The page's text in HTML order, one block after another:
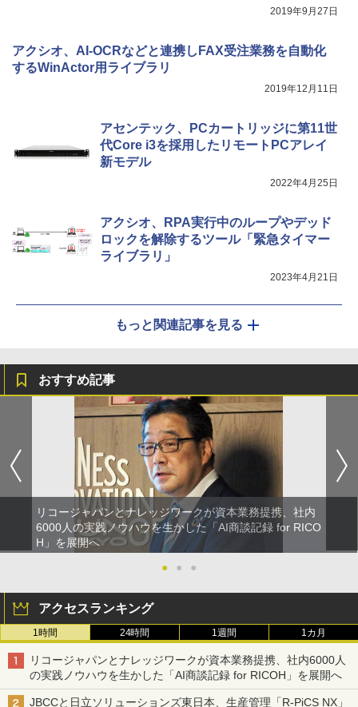
2019年9月27日
アクシオ、AI-OCRなどと連携しFAX受注業務を自動化
するWinActor用ライブラリ
2019年12月11日
アセンテック、PCカートリッジに第11世
代Core i3を採用したリモートPCアレイ
新モデル
2022年4月25日
アクシオ、RPA実行中のループやデッド
ロックを解除するツール「緊急タイマー
ライブラリ」
2023年4月21日
もっと関連記事を見る
おすすめ記事
リコージャパンとナレッジワークが資本業務提携、社内
6000人の実践ノウハウを生かした「AI商談記録 for RICO
H」を展開へ
●
● ●
アクセスランキング
1時間 24時間 1週間 1カ月
リコージャパンとナレッジワークが資本業務提携、社内6000人
の実践ノウハウを生かした「AI商談記録 for RICOH」を展開へ
JBCCと日立ソリューションズ東日本、生産管理「R-PiCS NX」